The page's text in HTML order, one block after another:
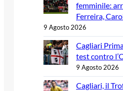
femminile:
Ferreira,
9 Agosto 2026
Cagliari
test contro
9 Agosto 2026
Cagliari, il